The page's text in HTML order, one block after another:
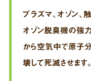
プラズマ、オゾン
オゾン脱臭機の強
から空気中で原子
壊して死滅させます。